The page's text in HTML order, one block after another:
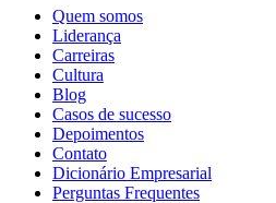
Quem somos
Liderança
Carreiras
Cultura
Blog
Casos de sucesso
Depoimentos
Contato
Dicionário Empresarial
Perguntas Frequentes